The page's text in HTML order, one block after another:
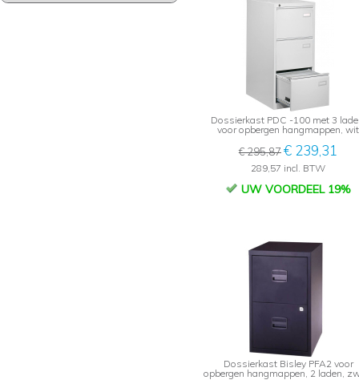
Dossierkast PDC -100 met 3
voor opbergen hangmappen, wit
€ 295,87€ 239,31
289,57 incl. BTW
UW VOORDEEL 19%
Dossierkast Bisley PFA2 voor
opbergen hangmappen, 2 laden,